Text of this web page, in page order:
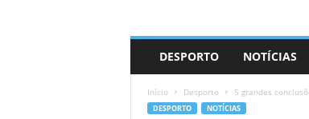
r
DESPORTO NOTÍCIAS
Início Desporto 5 grandes
DESPORTO NOTÍCIAS